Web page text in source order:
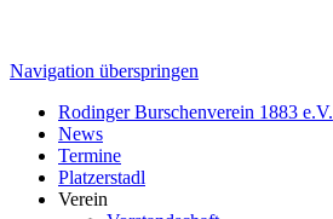
Navigation überspringen
Rodinger Burschenverein 1883 e.V.
News
Termine
Platzerstadl
Verein